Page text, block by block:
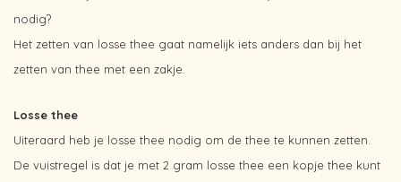
nodig?
Het zetten van losse thee gaat namelijk iets anders dan bij het
zetten van thee met een zakje.
Losse thee
Uiteraard heb je losse thee nodig om de thee te kunnen zetten.
De vuistregel is dat je met 2 gram losse thee een kopje thee kunt